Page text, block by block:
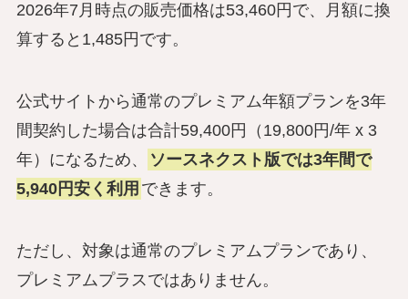
2026年7月時点の販売価格は53,460円で、月額に換
算すると1,485円です。
公式サイトから通常のプレミアム年額プランを3年
間契約した場合は合計59,400円（19,800円/年 x 3
年）になるため、
ソースネクスト版では3年間で
5,940円安く利用 できます。
ただし、対象は通常のプレミアムプランであり、
プレミアムプラスではありません。